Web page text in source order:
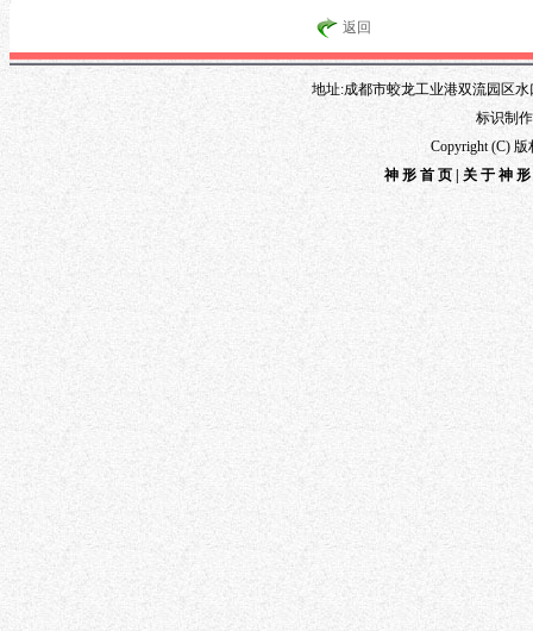
返回
地址:成都市蛟龙工业港双流园区水
标识制
Copyright (C)
神形首页
关于神形